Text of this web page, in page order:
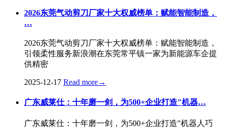
2026东莞气动剪刀厂家十大权威榜单：赋能智能制造，
…
2026东莞气动剪刀厂家十大权威榜单：赋能智能制造，
引领柔性服务新浪潮在东莞常平镇一家为新能源车企提
供精密
2025-12-17 Read more→
广东威莱仕：十年磨一剑，为500+企业打造"机器…
广东威莱仕：十年磨一剑，为500+企业打造"机器人巧